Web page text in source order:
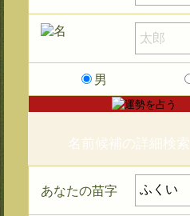
男
名前候補の詳細検索
あなたの苗字